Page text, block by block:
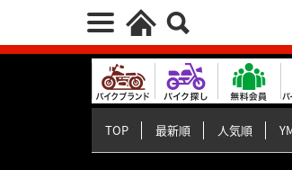
TOP 最新順 人気順